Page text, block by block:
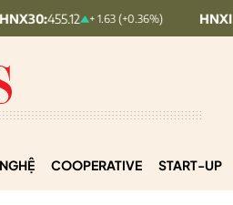
+ 1.63 (+0.36%) HNXINDEX: 293.44
COOPERATIVE START-UP